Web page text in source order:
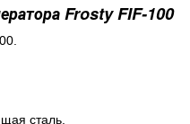
Frosty FIF-100
сталь.